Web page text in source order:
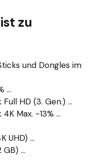
zu
und Dongles im
...
HD (3. Gen.) ...
Max. -13% ...
UHD) ...
...